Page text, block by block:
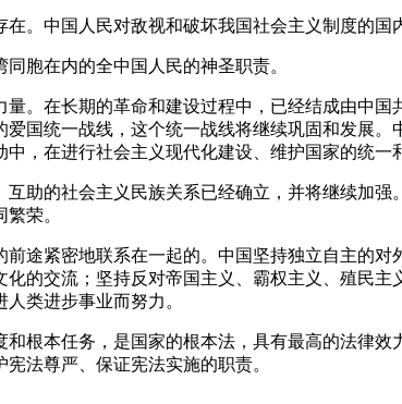
中国人民对敌视和破坏我国社会主义制度的国
胞在内的全中国人民的神圣职责。
在长期的革命和建设过程中，已经结成由中国
国统一战线，这个统一战线将继续巩固和发展
，在进行社会主义现代化建设、维护国家的统一
的社会主义民族关系已经确立，并将继续加强
荣。
紧密地联系在一起的。中国坚持独立自主的对
的交流；坚持反对帝国主义、霸权主义、殖民
类进步事业而努力。
本任务，是国家的根本法，具有最高的法律效
法尊严、保证宪法实施的职责。